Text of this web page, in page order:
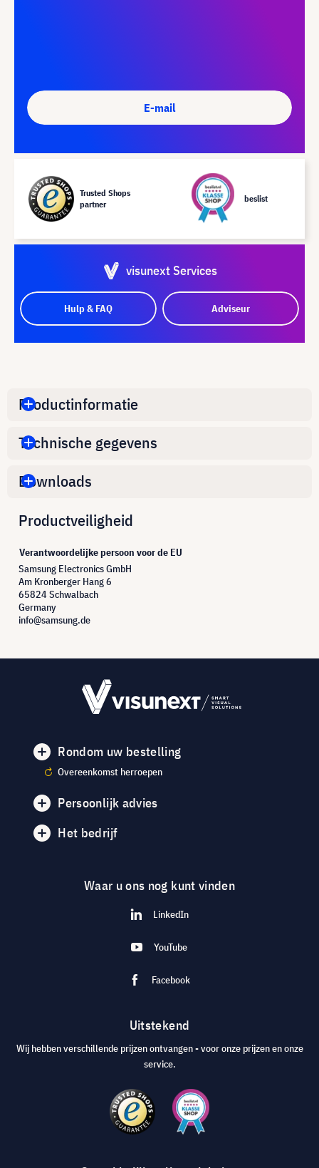
E-mail
Trusted Shops
partner
beslist
visunext Services
Hulp & FAQ Adviseur
Productinformatie
Technische gegevens
Downloads
Productveiligheid
Verantwoordelijke persoon voor de EU
Samsung Electronics GmbH
Am Kronberger Hang 6
65824 Schwalbach
Germany
info@samsung.de
Rondom uw bestelling
Overeenkomst herroepen
Persoonlijk advies
Het bedrijf
Waar u ons nog kunt vinden
LinkedIn
YouTube
Facebook
Uitstekend
Wij hebben verschillende prijzen ontvangen - voor onze prijzen en onze
service.